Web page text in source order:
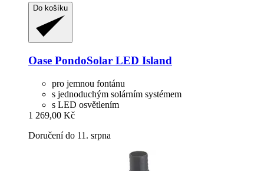
Do košíku
Oase PondoSolar LED Island
pro jemnou fontánu
s jednoduchým solárním systémem
s LED osvětlením
1 269,00 Kč
Doručení do 11. srpna